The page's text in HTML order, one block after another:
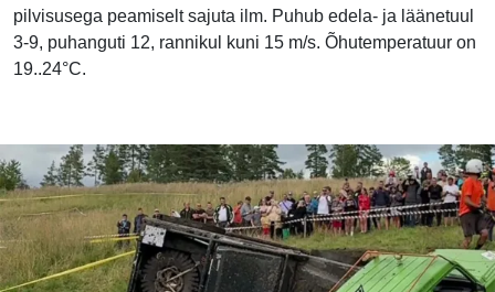
pilvisusega peamiselt sajuta ilm. Puhub edela- ja läänetuul
3-9, puhanguti 12, rannikul kuni 15 m/s. Õhutemperatuur on
19..24°C.